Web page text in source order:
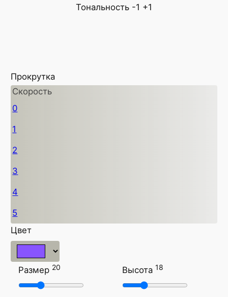
Тональность -1 +1
Прокрутка
Скорость
0
1
2
3
4
5
Цвет
Размер 20 Высота18